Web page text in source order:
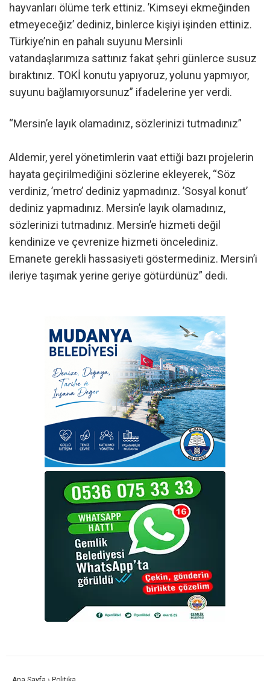
hayvanları ölüme terk ettiniz. ’Kimseyi ekmeğinden
etmeyeceğiz’ dediniz, binlerce kişiyi işinden ettiniz.
Türkiye’nin en pahalı suyunu Mersinli
vatandaşlarımıza sattınız fakat şehri günlerce susuz
bıraktınız. TOKİ konutu yapıyoruz, yolunu yapmıyor,
suyunu bağlamıyorsunuz” ifadelerine yer verdi.
“Mersin’e layık olamadınız, sözlerinizi tutmadınız”
Aldemir, yerel yönetimlerin vaat ettiği bazı projelerin
hayata geçirilmediğini sözlerine ekleyerek, “Söz
verdiniz, ’metro’ dediniz yapmadınız. ’Sosyal konut’
dediniz yapmadınız. Mersin’e layık olamadınız,
sözlerinizi tutmadınız. Mersin’e hizmeti değil
kendinize ve çevrenize hizmeti öncelediniz.
Emanete gerekli hassasiyeti göstermediniz. Mersin’i
ileriye taşımak yerine geriye götürdünüz” dedi.